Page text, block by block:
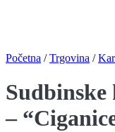
Početna / Trgovina /
–